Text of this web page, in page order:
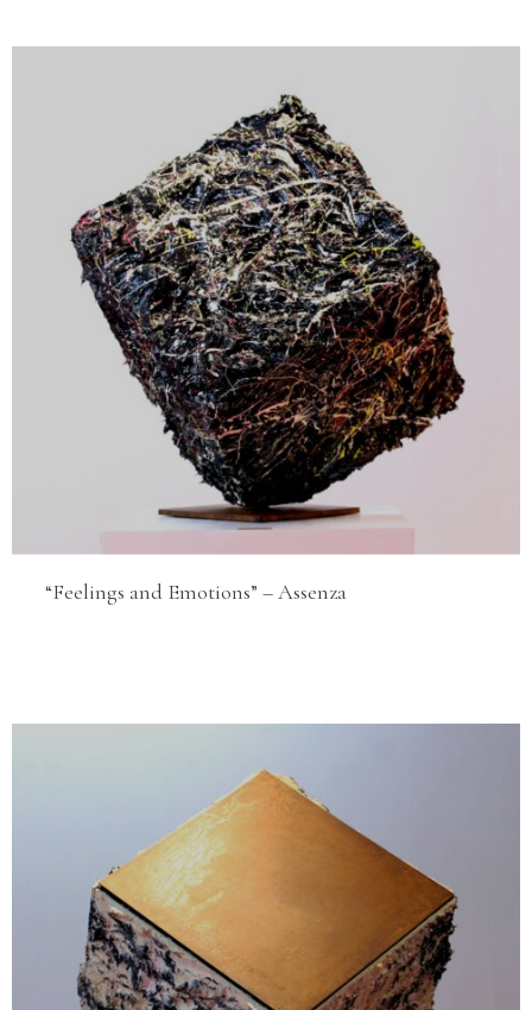
“Feelings and Emotions” – Assenza